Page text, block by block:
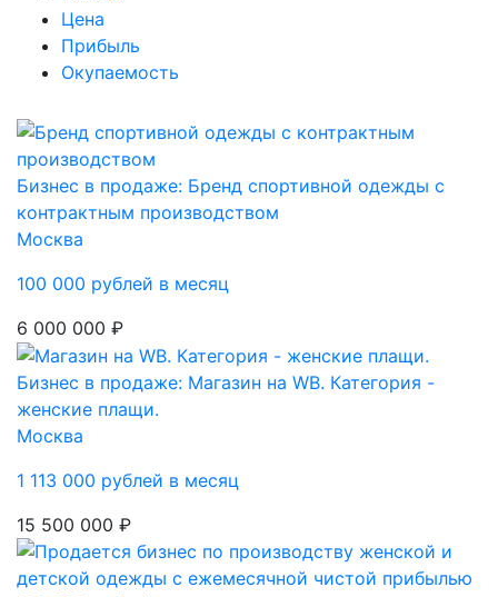
Цена
Прибыль
Окупаемость
Бизнес в продаже: Бренд спортивной одежды с
контрактным производством
Москва
100 000 рублей в месяц
6 000 000 ₽
Бизнес в продаже: Магазин на WB. Категория -
женские плащи.
Москва
1 113 000 рублей в месяц
15 500 000 ₽